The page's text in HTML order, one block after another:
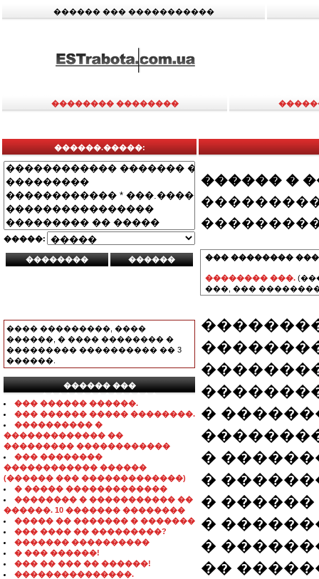
������ ��� �����������
�������� ��������
������.�����:
�����:
���� ���������, ����
������, � ���� �������� �
��������� ���������� �� 3
������.
������ ���
���������������
��� ������ ������.
��� ������ ����� ��������.
���������� �
������������� ��
��������� ������������
��� ��������
������������ ������
(������ ��� �������������)
� ����� �������������
�������� � ����������� ��
������. 10 ������� ��������
����� �� ������� � �������
��� ���� �� ���������?
������� ����������
� ��� ������!
��� �� ��� �� ������!
���������������.
������ �
��� ��������
�������� ���.
���, ���
�
�
�
� ������ MS
�
�
��